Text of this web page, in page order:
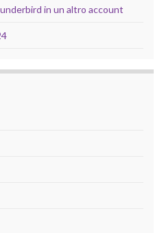
in un altro account